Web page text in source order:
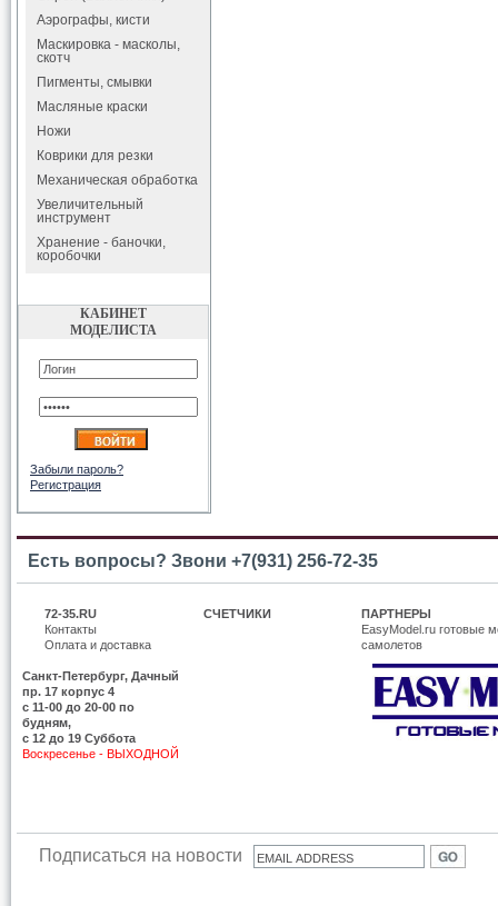
Аэрографы, кисти
Маскировка - масколы,
скотч
Пигменты, смывки
Масляные краски
Ножи
Коврики для резки
Механическая обработка
Увеличительный
инструмент
Хранение - баночки,
коробочки
КАБИНЕТ
МОДЕЛИСТА
Забыли пароль?
Регистрация
Есть вопросы? Звони +7(931) 256-72-35
72-35.RU
Контакты
Оплата и доставка
Санкт-Петербург, Дачный
пр. 17 корпус 4
c 11-00 до 20-00 по
будням,
с 12 до 19 Суббота
Воскресенье - ВЫХОДНОЙ
СЧЕТЧИКИ
ПАРТНЕРЫ
EasyModel.ru готовые
самолетов
Подписаться на новости